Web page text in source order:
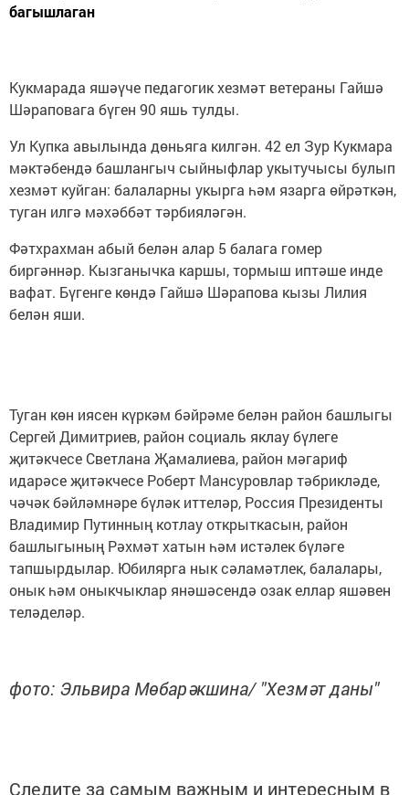
багышлаган
Кукмарада яшәүче педагогик хезмәт ветераны Гайшә
Шәраповага бүген 90 яшь тулды.
Ул Купка авылында дөньяга килгән. 42 ел Зур Кукмара
мәктәбендә башлангыч сыйныфлар укытучысы булып
хезмәт куйган: балаларны укырга һәм язарга өйрәткән,
туган илгә мәхәббәт тәрбияләгән.
Фәтхрахман абый белән алар 5 балага гомер
биргәннәр. Кызганычка каршы, тормыш иптәше инде
вафат. Бүгенге көндә Гайшә Шәрапова кызы Лилия
белән яши.
Туган көн иясен күркәм бәйрәме белән район башлыгы
Сергей Димитриев, район социаль яклау бүлеге
җитәкчесе Светлана Җамалиева, район мәгариф
идарәсе җитәкчесе Роберт Мансуровлар тәбрикләде,
чәчәк бәйләмнәре бүләк иттеләр, Россия Президенты
Владимир Путинның котлау открыткасын, район
башлыгының Рәхмәт хатын һәм истәлек бүләге
тапшырдылар. Юбилярга нык сәламәтлек, балалары,
онык һәм оныкчыклар янәшәсендә озак еллар яшәвен
теләделәр.
фото: Эльвира Мөбарәкшина/ "Хезмәт даны"
Следите за самым важным и интересным в